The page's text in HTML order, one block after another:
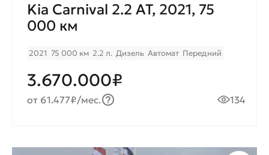
Kia Carnival 2.2 AT, 2021, 75
000 км
2021 75 000 км 2.2 л. Дизель Автомат Передний
3.670.000₽
от 61.477₽/мес. 134